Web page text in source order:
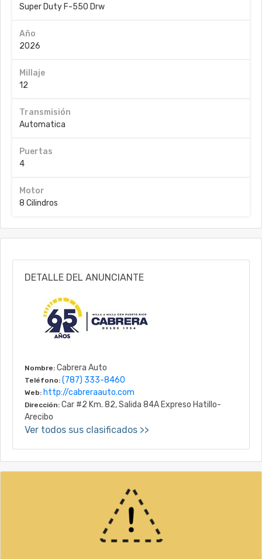
Super Duty F-550 Drw
Año
2026
Millaje
12
Transmisión
Automatica
Puertas
4
Motor
8 Cilindros
DETALLE DEL ANUNCIANTE
Nombre: Cabrera Auto
Teléfono: (787) 333-8460
Web: http://cabreraauto.com
Dirección: Car #2 Km. 82, Salida 84A Expreso Hatillo-
Arecibo
Ver todos sus clasificados >>